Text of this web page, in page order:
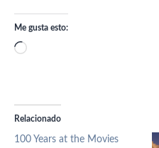
Me gusta esto:
Cargando...
Relacionado
100 Years at the Movies